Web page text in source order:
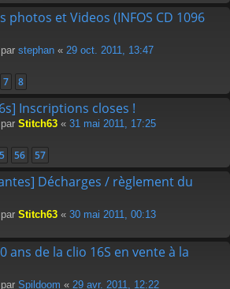
photos et Videos (INFOS CD 1096
stephan « 29 oct. 2011, 13:47
7 8
Inscriptions closes !
Stitch63 « 31 mai 2011, 17:25
56 57
Décharges / règlement du
Stitch63 « 30 mai 2011, 00:13
ans de la clio 16S en vente à la
Spildoom « 29 avr. 2011, 12:22